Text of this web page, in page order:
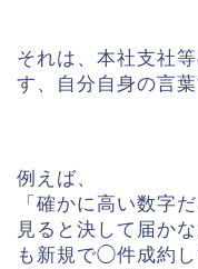
それは、本社支社
す、自分自身の言
例えば、
「確かに高い数字
見ると決して届か
も新規で◯件成約